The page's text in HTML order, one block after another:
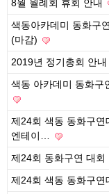
8월 월례회 휴회 안내
색동아카데미 동화구
(마감)
2019년 정기총회 안내
색동 아카데미 동화구
제24회 색동 동화구연
엔테이…
제24회 동화구연 대회
제24회 색동 동화구연